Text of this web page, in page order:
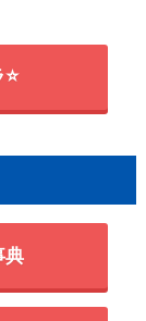
典